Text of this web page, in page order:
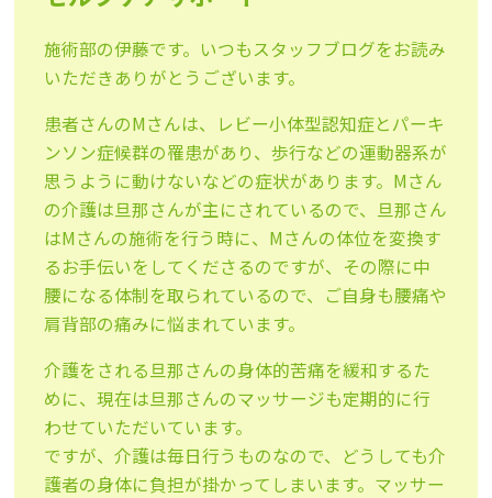
施術部の伊藤です。いつもスタッフブログをお読み
いただきありがとうございます。
患者さんのMさんは、レビー小体型認知症とパーキ
ンソン症候群の罹患があり、歩行などの運動器系が
思うように動けないなどの症状があります。Mさん
の介護は旦那さんが主にされているので、旦那さん
はMさんの施術を行う時に、Mさんの体位を変換す
るお手伝いをしてくださるのですが、その際に中
腰になる体制を取られているので、ご自身も腰痛や
肩背部の痛みに悩まれています。
介護をされる旦那さんの身体的苦痛を緩和するた
めに、現在は旦那さんのマッサージも定期的に行
わせていただいています。
ですが、介護は毎日行うものなので、どうしても介
護者の身体に負担が掛かってしまいます。マッサー